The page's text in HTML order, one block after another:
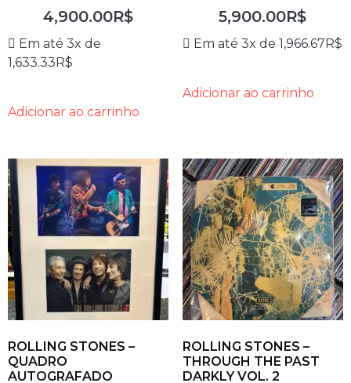
4,900.00R$
Em até 3x de
1,633.33R$
Adicionar ao carrinho
5,900.00R$
Em até 3x de1,966.67R$
Adicionar ao carrinho
ROLLING STONES –
QUADRO
AUTOGRAFADO
ROLLING STONES –
THROUGH THE PAST
DARKLY VOL. 2